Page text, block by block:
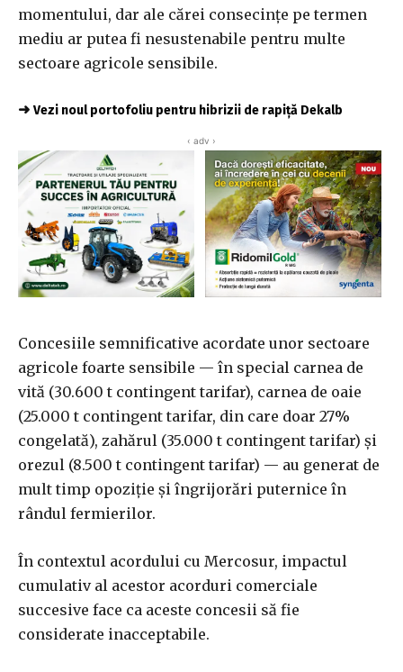
momentului, dar ale cărei consecințe pe termen
mediu ar putea fi nesustenabile pentru multe
sectoare agricole sensibile.
➜ Vezi noul portofoliu pentru hibrizii de rapiță Dekalb
‹ adv ›
Concesiile semnificative acordate unor sectoare
agricole foarte sensibile — în special carnea de
vită (30.600 t contingent tarifar), carnea de oaie
(25.000 t contingent tarifar, din care doar 27%
congelată), zahărul (35.000 t contingent tarifar) și
orezul (8.500 t contingent tarifar) — au generat de
mult timp opoziție și îngrijorări puternice în
rândul fermierilor.
În contextul acordului cu Mercosur, impactul
cumulativ al acestor acorduri comerciale
succesive face ca aceste concesii să fie
considerate inacceptabile.